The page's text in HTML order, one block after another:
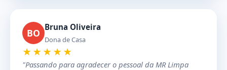
BO Bruna Oliveira
Dona de Casa
★★★★★
"Passando para agradecer o pessoal da MR Limpa